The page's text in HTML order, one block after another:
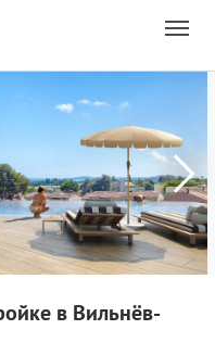
в Вильнёв-